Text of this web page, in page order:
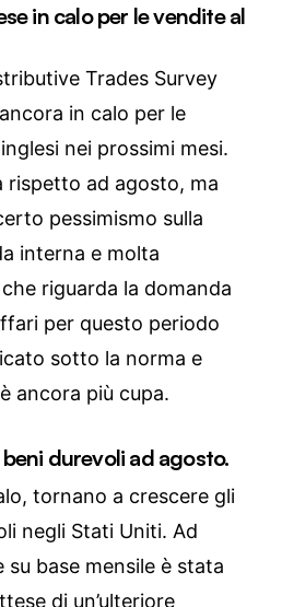
in calo per le vendite al
Trades Survey
in calo per le
nei prossimi mesi.
rispetto ad agosto, ma
pessimismo sulla
interna e molta
riguarda la domanda
per questo periodo
sotto la norma e
ancora più cupa.
durevoli ad agosto.
tornano a crescere gli
negli Stati Uniti. Ad
base mensile è stata
di un’ulteriore